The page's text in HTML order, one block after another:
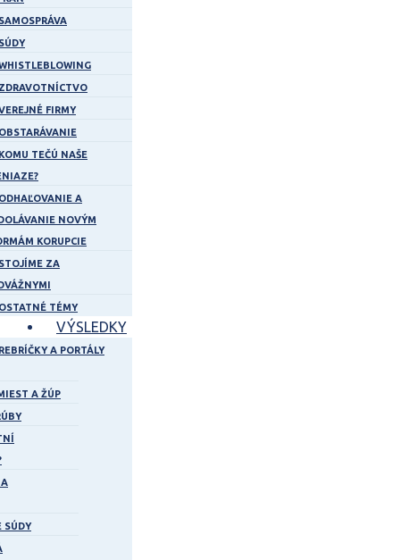
FIRMY
TEČÚ NAŠE
A
NOVÝM
KORUPCIE
ZA
TÉMY
VÝSLEDKY
A PORTÁLY
A ŽÚP
SÚDY